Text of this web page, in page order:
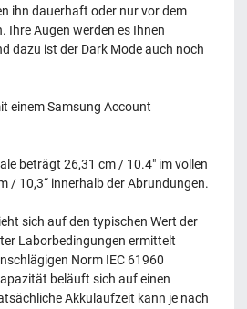
ihn dauerhaft oder nur vor dem
Ihre Augen werden es Ihnen
dazu ist der Dark Mode auch noch
einem Samsung Account
beträgt 26,31 cm / 10.4" im vollen
/ 10,3“ innerhalb der Abrundungen.
sich auf den typischen Wert der
Laborbedingungen ermittelt
Norm IEC 61960
beläuft sich auf einen
Akkulaufzeit kann je nach